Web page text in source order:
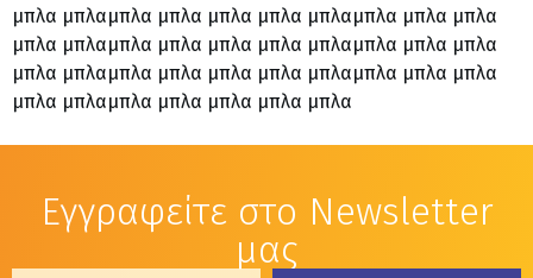
μπλα μπλαμπλα μπλα μπλα μπλα μπλαμπλα μπλα μπλα
μπλα μπλαμπλα μπλα μπλα μπλα μπλαμπλα μπλα μπλα
μπλα μπλαμπλα μπλα μπλα μπλα μπλαμπλα μπλα μπλα
μπλα μπλαμπλα μπλα μπλα μπλα μπλα
Εγγραφείτε στο Newsletter
μας